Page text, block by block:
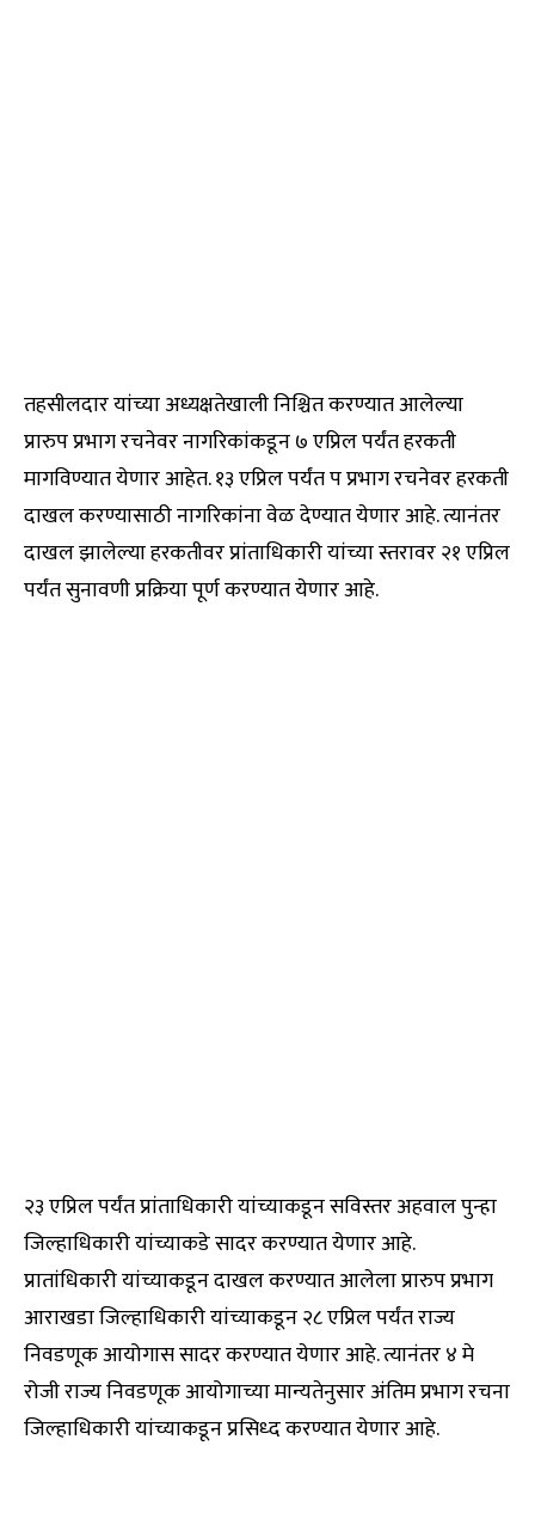
तहसीलदार यांच्या अध्यक्षतेखाली निश्चित करण्यात आलेल्या
प्रारुप प्रभाग रचनेवर नागरिकांकडून ७ एप्रिल पर्यंत हरकती
मागविण्यात येणार आहेत. १३ एप्रिल पर्यंत प प्रभाग रचनेवर हरकती
दाखल करण्यासाठी नागरिकांना वेळ देण्यात येणार आहे. त्यानंतर
दाखल झालेल्या हरकतीवर प्रांताधिकारी यांच्या स्तरावर २१ एप्रिल
पर्यंत सुनावणी प्रक्रिया पूर्ण करण्यात येणार आहे.
२३ एप्रिल पर्यंत प्रांताधिकारी यांच्याकडून सविस्तर अहवाल पुन्हा
जिल्हाधिकारी यांच्याकडे सादर करण्यात येणार आहे.
प्रातांधिकारी यांच्याकडून दाखल करण्यात आलेला प्रारुप प्रभाग
आराखडा जिल्हाधिकारी यांच्याकडून २८ एप्रिल पर्यंत राज्य
निवडणूक आयोगास सादर करण्यात येणार आहे. त्यानंतर ४ मे
रोजी राज्य निवडणूक आयोगाच्या मान्यतेनुसार अंतिम प्रभाग रचना
जिल्हाधिकारी यांच्याकडून प्रसिध्द करण्यात येणार आहे.